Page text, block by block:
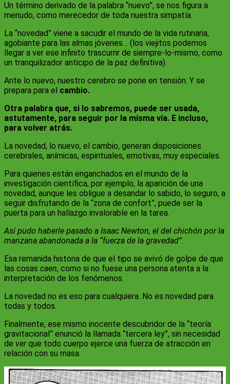
Un término derivado de la palabra “nuevo”, se nos figura a
menudo, como merecedor de toda nuestra simpatía.
La “novedad” viene a sacudir el mundo de la vida rutinaria,
agobiante para las almas jóvenes… (los viejitos podemos
llegar a ver ese infinito trascurrir de siempre-lo-mismo, como
un tranquilizador anticipo de la paz definitiva).
Ante lo nuevo, nuestro cerebro se pone en tensión. Y se
prepara para el cambio.
Otra palabra que, si lo sabremos, puede ser usada,
astutamente, para seguir por la misma vía. E incluso,
para volver atrás.
La novedad, lo nuevo, el cambio, generan disposiciones
cerebrales, anímicas, espirituales, emotivas, muy especiales.
Para quienes están enganchados en el mundo de la
investigación científica, por ejemplo, la aparición de una
novedad, aunque les obligue a desandar lo sabido, lo seguro, a
seguir disfrutando de la “zona de confort”, puede ser la
puerta para un hallazgo invalorable en la tarea.
Así pudo haberle pasado a Isaac Newton, el del chichón por la
manzana abandonada a la “fuerza de la gravedad”.
Esa remanida historia de que el tipo se avivó de golpe de que
las cosas caen, como si no fuese una persona atenta a la
interpretación de los fenómenos.
La novedad no es eso para cualquiera. No es novedad para
todas y todos.
Finalmente, ese mismo inocente descubridor de la “teoría
gravitacional” enunció la llamada “tercera ley”, sin necesidad
de verque todo cuerpo ejerce una fuerza de atracción en
relación con su masa.